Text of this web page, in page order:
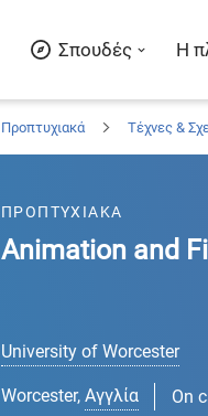
Σπουδές Η
Προπτυχιακά Τέχνες &
ΠΡΟΠΤΥΧΙΑΚΑ
Animation and
University of Worcester
Worcester, Αγγλία On